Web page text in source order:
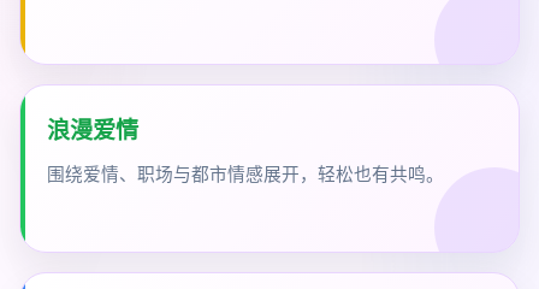
浪漫爱情
围绕爱情、职场与都市情感展开，轻松也有共鸣。